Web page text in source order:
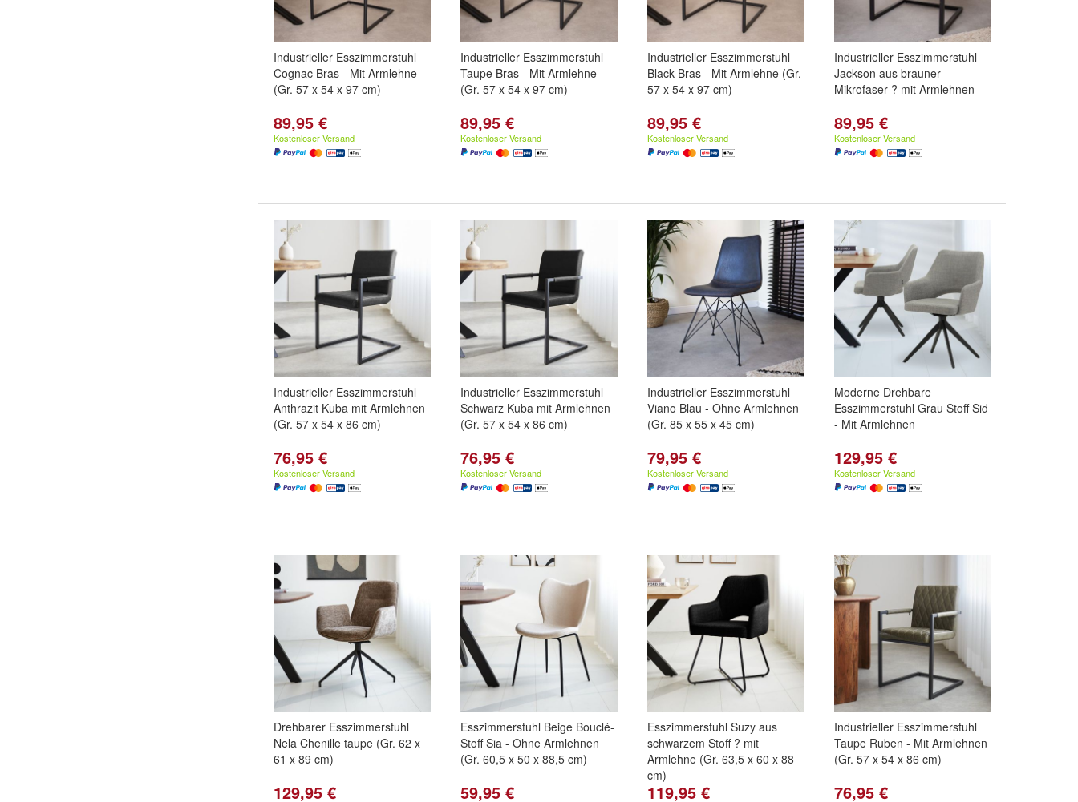
Industrieller Esszimmerstuhl
Cognac Bras - Mit Armlehne
(Gr. 57 x 54 x 97 cm)
89,95 €
Kostenloser Versand
Industrieller Esszimmerstuhl
Taupe Bras - Mit Armlehne
(Gr. 57 x 54 x 97 cm)
89,95 €
Kostenloser Versand
Industrieller Esszimmerstuhl
Black Bras - Mit Armlehne (Gr.
57 x 54 x 97 cm)
89,95 €
Kostenloser Versand
Industrieller Esszimmerstuhl
Jackson aus brauner
Mikrofaser ? mit Armlehnen
89,95 €
Kostenloser Versand
Industrieller Esszimmerstuhl
Anthrazit Kuba mit Armlehnen
(Gr. 57 x 54 x 86 cm)
76,95 €
Kostenloser Versand
Industrieller Esszimmerstuhl
Schwarz Kuba mit Armlehnen
(Gr. 57 x 54 x 86 cm)
76,95 €
Kostenloser Versand
Industrieller Esszimmerstuhl
Viano Blau - Ohne Armlehnen
(Gr. 85 x 55 x 45 cm)
79,95 €
Kostenloser Versand
Moderne Drehbare
Esszimmerstuhl Grau Stoff Sid
- Mit Armlehnen
129,95 €
Kostenloser Versand
Drehbarer Esszimmerstuhl
Nela Chenille taupe (Gr. 62 x
61 x 89 cm)
129,95 €
Esszimmerstuhl Beige Bouclé-
Stoff Sia - Ohne Armlehnen
(Gr. 60,5 x 50 x 88,5 cm)
59,95 €
Esszimmerstuhl Suzy aus
schwarzem Stoff ? mit
Armlehne (Gr. 63,5 x 60 x 88
cm)
119,95 €
Industrieller Esszimmerstuhl
Taupe Ruben - Mit Armlehnen
(Gr. 57 x 54 x 86 cm)
76,95 €